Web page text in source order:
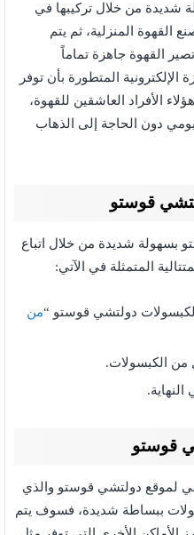
شديدة من خلال تركيبها في
القهوة المنزلية، ثم يتم
القهوة جاهزة تماماً
المتطورة بأن توفر
الأفراد العاشقين للقهوة،
دون الحاجة إلى الذهاب
قوستو
شديدة من خلال اتباع
المتمثلة في الآتي:
دولتشي قوستو “من
من الكبسولات.
قوستو
لموقع دولتشي قوستو والذي
ببساطة شديدة، فسوف يتم